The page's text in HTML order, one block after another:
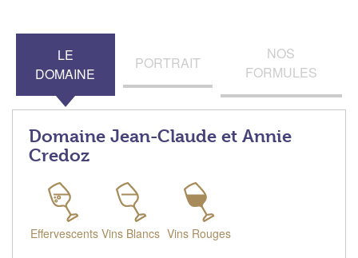
LE
DOMAINE
PORTRAIT
NOS
FORMULES
Domaine Jean-Claude et Annie
Credoz
Effervescents Vins Blancs Vins Rouges